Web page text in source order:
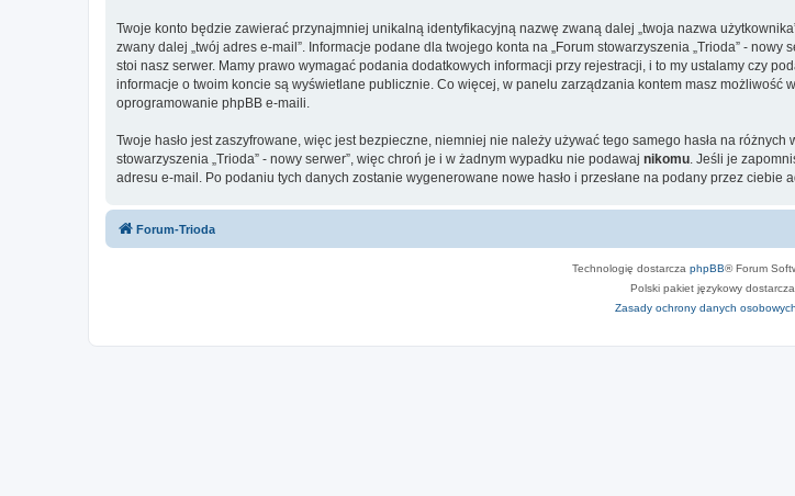
Twoje konto będzie zawierać przynajmniej unikalną identyfikacyjną nazwę zwaną dalej „twoja nazwa
zwany dalej „twój adres e-mail”. Informacje podane dla twojego konta na „Forum stowarzyszenia „Trioda” -
stoi nasz serwer. Mamy prawo wymagać podania dodatkowych informacji przy rejestracji, i to my ustalamy czy
informacje o twoim koncie są wyświetlane publicznie. Co więcej, w panelu zarządzania kontem masz możliwość
oprogramowanie phpBB e-maili.
Twoje hasło jest zaszyfrowane, więc jest bezpieczne, niemniej nie należy używać tego samego hasła na
stowarzyszenia „Trioda” - nowy serwer”, więc chroń je i w żadnym wypadku nie podawaj nikomu . Jeśli je
adresu e-mail. Po podaniu tych danych zostanie wygenerowane nowe hasło i przesłane na podany przez ciebie
Forum-Trioda
Technologię dostarcza phpBB® Forum
Polski pakiet językowy dostarcza
Zasady ochrony danych osobowych